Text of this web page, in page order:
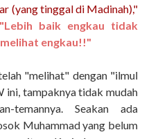
(yang tinggal di Madinah),"
"Lebih baik engkau tidak
engkau!!"
"melihat" dengan "ilmul
ini, tampaknya tidak mudah
temannya. Seakan ada
Muhammad yang belum